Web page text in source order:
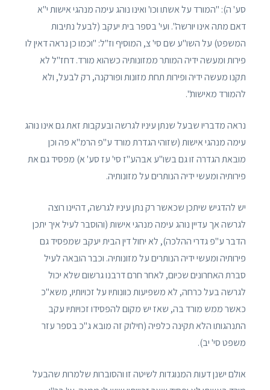
סע' ה): "המורד על אשתו וכו' ואינו נוהג עימה מנהגי אישות י"א
דאם מתה אינו יורשה". ועי' בספר בית יעקב (לבעל נתיבות
המשפט) על השו"ע שם סי' צ, המוסיף וז"ל: "וכמו כן נראה דאין לו
פירות ומעשה ידיה המותר ממזונותיה כשהוא מורד. דחז"ל לא
תקנו מעשה ידיה ופירות תחת מזונות ופורקנה, רק לבעל, ולא
להמורד מאישות".
נראה מדבריו שבעל שנתן עיניו לגרשה ובעקבות זאת גם אינו נוהג
עימה מנהגי אישות (שזוהי הגדרת מורד ע"פ הרמ"א פה וכן
מובאת הגדרה זו גם בשו"ע אבהע"ז סי' עז סע' א) מפסיד גם את
פירותיה ומעשי ידיה הנותרים על מזונותיה.
יש להדגיש שיתכן שכאשר רק נתן עיניו לגרשה, דהיינו רוצה
לגרשה אך עדיין נוהג עימה מנהגי אישות (והוסבר לעיל איך יתכן
הדבר ע"פ גדרי ההלכה), לא יחול דין הבית יעקב שמפסיד גם
פירותיה ומעשי ידיה הנותרים על מזונותיה. וכבר הובאה לעיל
סברת האחרונים שכיום, לאחר חרם דרבנו גרשום שלא יכול
לגרשה בעל כרחה, לא משפיעות כוונותיו על זכויותיו, משא"כ
כאשר ממש מורד בה, שאז יש מקום להפסידו זכויותיו עקב
התנהגותו הלא תקינה כלפיה (חילוק זה מובא ג"כ בספר עזר
משפט סי' יב).
אולם ישנן דעות המנוגדות לשיטה זו והסוברות שלמרות שהבעל